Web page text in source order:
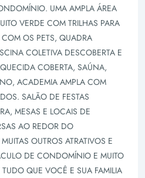
UMA AMPLA ÁREA
VERDE COM TRILHAS PARA
OS PETS, QUADRA
COLETIVA DESCOBERTA E
COBERTA, SAÚNA,
ACADEMIA AMPLA COM
SALÃO DE FESTAS
MESAS E LOCAIS DE
AO REDOR DO
OUTROS ATRATIVOS E
DE CONDOMÍNIO E MUITO
QUE VOCÊ E SUA FAMILIA